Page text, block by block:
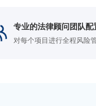
专业的法律顾问团队配
对每个项目进行全程风险